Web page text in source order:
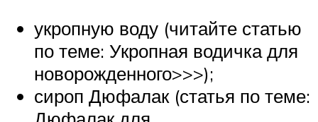
укропную воду (читайте статью
по теме: Укропная водичка для
новорожденного>>>);
сироп Дюфалак (статья по теме: